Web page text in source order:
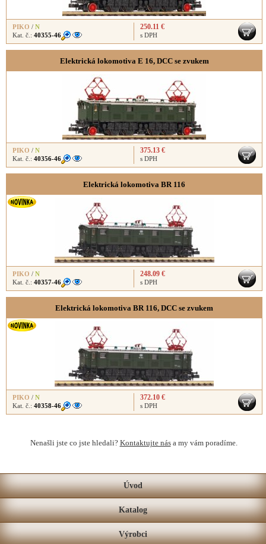
PIKO / N
Kat. č.: 40355-46
250.11 €
s DPH
Elektrická lokomotiva E 16, DCC se zvukem
PIKO / N
Kat. č.: 40356-46
375.13 €
s DPH
Elektrická lokomotiva BR 116
PIKO / N
Kat. č.: 40357-46
248.09 €
s DPH
Elektrická lokomotiva BR 116, DCC se zvukem
PIKO / N
Kat. č.: 40358-46
372.10 €
s DPH
Nenašli jste co jste hledali? Kontaktujte nása my vám poradíme.
Úvod
Katalog
Výrobci